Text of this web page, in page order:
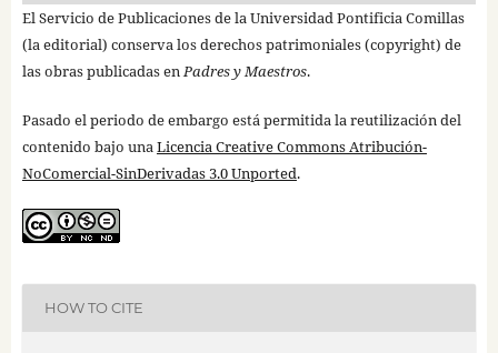
El Servicio de Publicaciones de la Universidad Pontificia Comillas
(la editorial) conserva los derechos patrimoniales (copyright) de
las obras publicadas enPadres y Maestros.
Pasado el periodo de embargo está permitida la reutilización del
contenido bajo unaLicencia Creative Commons Atribución-
NoComercial-SinDerivadas 3.0 Unported.
HOW TO CITE